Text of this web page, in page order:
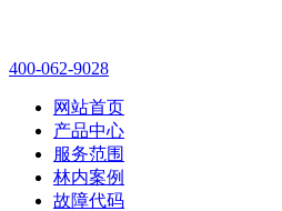
400-062-9028
网站首页
产品中心
服务范围
林内案例
故障代码